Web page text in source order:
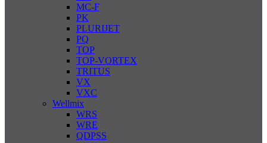
MC-F
PK
PLURIJET
PQ
TOP
TOP-VORTEX
TRITUS
VX
VXC
Wellmix
WRS
WRE
QDPSS